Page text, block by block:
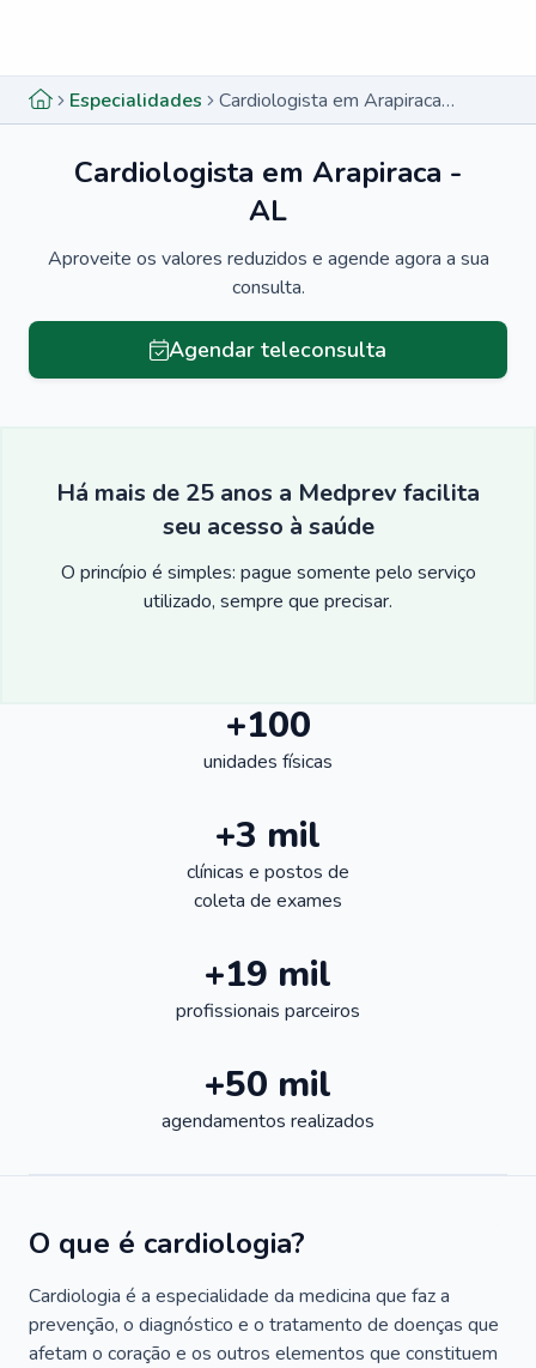
Especialidades Cardiologista em Arapiraca - AL
Cardiologista em Arapiraca -
AL
Aproveite os valores reduzidos e agende agora a sua
consulta.
Agendar teleconsulta
Há mais de 25 anos a Medprev facilita
seu acesso à saúde
O princípio é simples: pague somente pelo serviço
utilizado, sempre que precisar.
+100
unidades físicas
+3 mil
clínicas e postos de
coleta de exames
+19 mil
profissionais parceiros
+50 mil
agendamentos realizados
O que é cardiologia?
Cardiologia é a especialidade da medicina que faz a
prevenção, o diagnóstico e o tratamento de doenças que
afetam o coração e os outros elementos que constituem